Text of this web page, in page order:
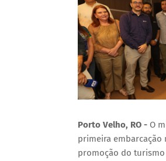
Porto Velho, RO - O
primeira
promoção do turismo